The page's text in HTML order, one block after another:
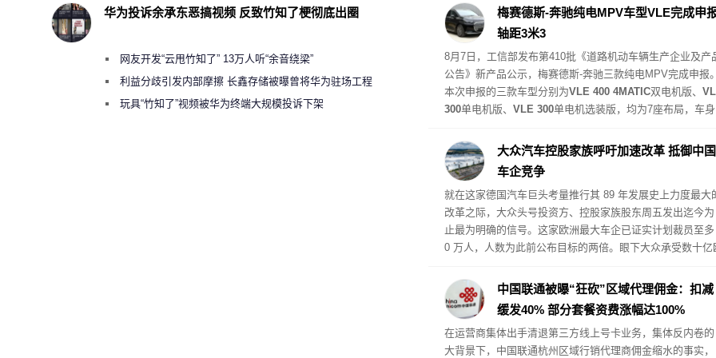
梅赛德斯-奔驰纯电MPV车型VLE完成申
轴距3米3
8月7日，工信部发布第410批《道路机动车辆生产企业及产
公告》新产品公示，梅赛德斯-奔驰三款纯电MPV完成申报。
本次申报的三款车型分别为VLE 400 4MATIC双电机版、
300单电机版、 VLE 300单电机选装版，均为7座布局，车身
3340mm，最高车速170km/h。
大众汽车控股家族呼吁加速改革 抵御中国
车企竞争
就在这家德国汽车巨头考量推行其 89 年发展史上力度最大
改革之际，大众头号投资方、控股家族股东周五发出迄今为
止最为明确的信号。这家欧洲最大车企已证实计划裁员至
0 万人，人数为此前公布目标的两倍。眼下大众承受数十亿
滑态势。
中国联通被曝“狂砍”区域代理佣金：扣减
缓发40% 部分套餐资费涨幅达100%
在运营商集体出手清退第三方线上号卡业务，集体反内卷的
大背景下，中国联通杭州区域行销代理商佣金缩水的事实，
华为投诉余承东恶搞视频 反致竹知了梗彻底出圈
网友开发“云甩竹知了” 13万人听“余音绕梁”
利益分歧引发内部摩擦 长鑫存储被曝曾将华为驻场工程
师驱逐出研发基地
玩具“竹知了”视频被华为终端大规模投诉下架